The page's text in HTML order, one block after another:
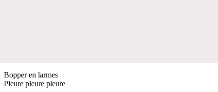
Bopper en larmes
Pleure pleure pleure